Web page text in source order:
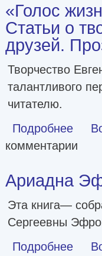
«Голос
Статьи о
друзей.
Творчество
талантливого
читателю.
Подробнее о
комментарии
Ариадна
Эта книга—
Сергеевны
Подробнее о